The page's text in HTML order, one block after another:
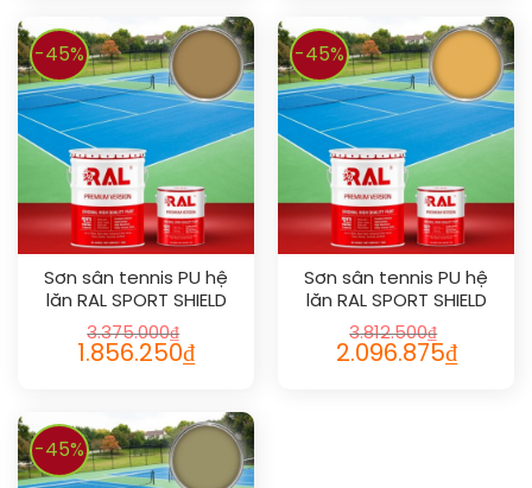
-45%
Sơn sân tennis PU hệ
lăn RAL SPORT SHIELD
1011
3.375.000₫
1.856.250₫
-45%
Sơn sân tennis PU hệ
lăn RAL SPORT SHIELD
1017
3.812.500₫
2.096.875₫
-45%